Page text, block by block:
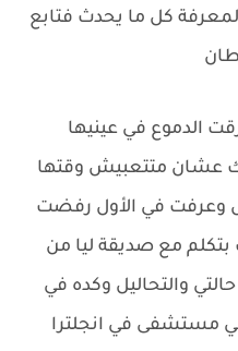
كل ما يحدث فتابع
الدموع في عينيها
عشان متتعبيش وقتها
وعرفت في الأول رفضت
مع صديقة ليا من
والتحاليل وكده في
مستشفى في انجلترا